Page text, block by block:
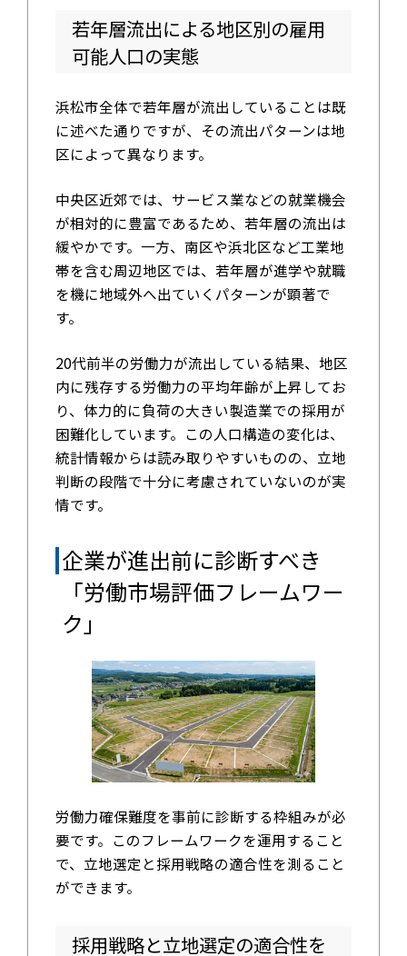
若年層流出による地区別の雇用
可能人口の実態
浜松市全体で若年層が流出していることは既
に述べた通りですが、その流出パターンは地
区によって異なります。
中央区近郊では、サービス業などの就業機会
が相対的に豊富であるため、若年層の流出は
緩やかです。一方、南区や浜北区など工業地
帯を含む周辺地区では、若年層が進学や就職
を機に地域外へ出ていくパターンが顕著で
す。
20代前半の労働力が流出している結果、地区
内に残存する労働力の平均年齢が上昇してお
り、体力的に負荷の大きい製造業での採用が
困難化しています。この人口構造の変化は、
統計情報からは読み取りやすいものの、立地
判断の段階で十分に考慮されていないのが実
情です。
企業が進出前に診断すべき
「労働市場評価フレームワー
ク」
労働力確保難度を事前に診断する枠組みが必
要です。このフレームワークを運用すること
で、立地選定と採用戦略の適合性を測ること
ができます。
採用戦略と立地選定の適合性を